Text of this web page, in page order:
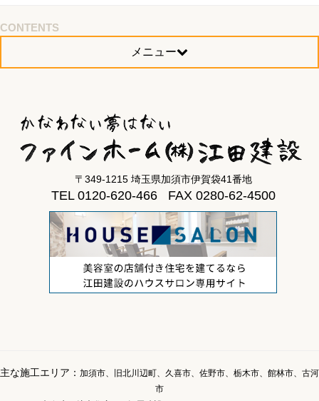
CONTENTS
メニュー
〒349-1215 埼玉県加須市伊賀袋41番地
TEL 0120-620-466 FAX 0280-62-4500
主な施工エリア： 加須市、旧北川辺町、久喜市、佐野市、栃木市、館林市、古河
市